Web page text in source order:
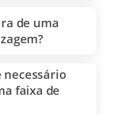
de uma
necessário
faixa de